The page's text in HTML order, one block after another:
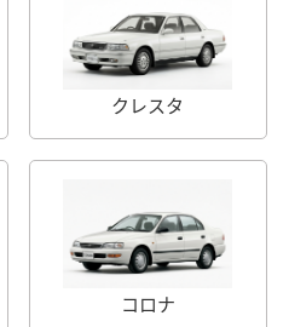
クレスタ
コロナ